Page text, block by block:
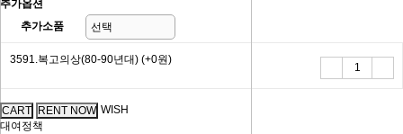
추가옵션
추가소품
3591.복고의상(80-90년대) (+0원)
WISH
대여정책